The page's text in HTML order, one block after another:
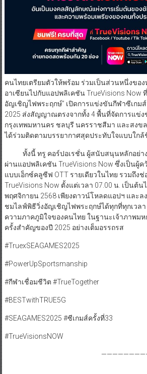
คนไทยเตรียมตัวให้พร้อม ร่วมเป็นส่วนหนึ่งขอ
อาเซียนไปกับแอปพลิเคชัน TrueVisions Now
อัญเชิญไฟพระฤกษ์” เปิดการแข่งขันกีฬาซีเกมส์
2025 ส่งสัญญาณตรงจากทั้ง 4 พื้นที่จัดการแข่ง
กรุงเทพมหานคร ชลบุรี นครราชสีมา และสงข
ได้ร่วมติดตามบรรยากาศสุดประทับใจแบบใก
ทั้งนี้ ทรู คอร์ปอเรชั่น ผู้สนับสนุนหลักอย่าง
ผ่านแอปพลิเคชัน TrueVisions Now ซึ่งเป็นผู้
แบบเอ็กซ์คลูซีฟ OTT รายเดียวในไทย รวมถึงช่
TrueVisions Now ตั้งแต่เวลา 07.00 น. เป็นต้
พฤศจิกายน 2568 เพียงดาวน์โหลดแอปฯ และล
ชมไลฟ์พิธีวิ่งอัญเชิญไฟพระฤกษ์ได้ทุกที่ทุกเวลา
ความภาคภูมิใจของคนไทย ในฐานะเจ้าภาพม
ครั้งสำคัญของปี 2025 อย่างเต็มอรรถรส
#TruexSEAGAMES2025
#PowerUpSportsmanship
#กีฬาเชื่อมชีวิต #TrueTogether
#BESTwithTRUE5G
#SEAGAMES2025 #ซีเกมส์ครั้งที่33
#TrueVisionsNOW